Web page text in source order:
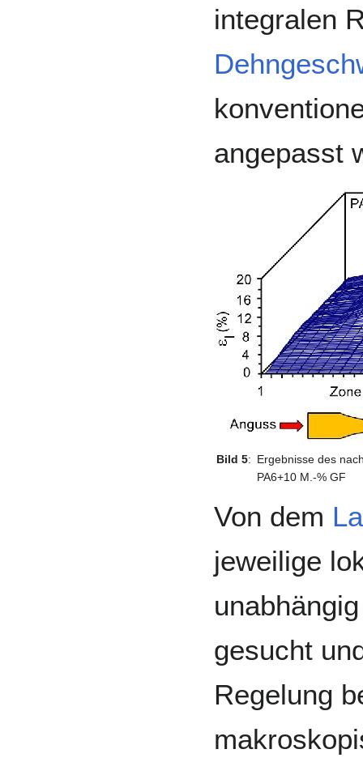
integralen
angepasst
Bild 5: Ergebnisse des
PA6+10 M.-% GF
Von dem
jeweilige
gesucht
Regelung